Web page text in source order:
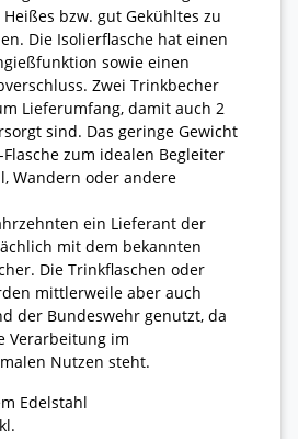
bzw. gut Gekühltes zu
Die Isolierflasche hat einen
sowie einen
Zwei Trinkbecher
Lieferumfang, damit auch 2
sind. Das geringe Gewicht
zum idealen Begleiter
Wandern oder andere
ein Lieferant der
mit dem bekannten
Die Trinkflaschen oder
mittlerweile aber auch
der Bundeswehr genutzt, da
Verarbeitung im
Nutzen steht.
Edelstahl